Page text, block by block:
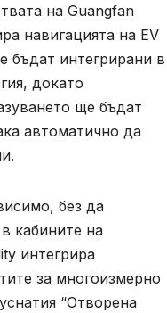
на Guangfan
навигацията на EV
бъдат интегрирани в
докато
ще бъдат
автоматично да
без да
кабините на
интегрира
за многоизмерно
“Отворена